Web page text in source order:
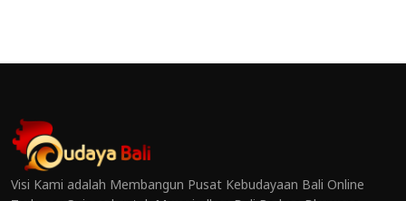
Visi Kami adalah Membangun Pusat Kebudayaan Bali Online